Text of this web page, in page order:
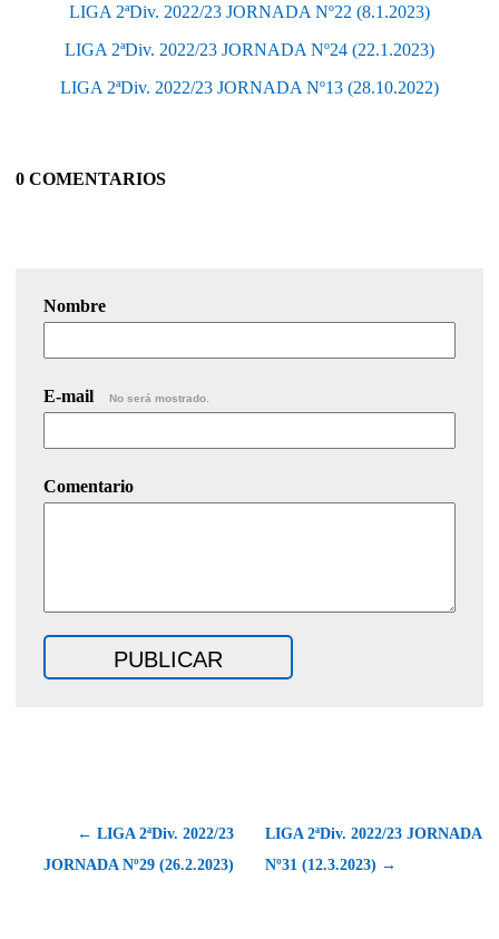
LIGA 2ªDiv. 2022/23 JORNADA Nº22 (8.1.2023)
LIGA 2ªDiv. 2022/23 JORNADA Nº24 (22.1.2023)
LIGA 2ªDiv. 2022/23 JORNADA Nº13 (28.10.2022)
0 COMENTARIOS
Nombre
E-mail No será mostrado.
Comentario
← LIGA 2ªDiv. 2022/23
JORNADA Nº29 (26.2.2023)
LIGA 2ªDiv. 2022/23 JORNADA
Nº31 (12.3.2023) →